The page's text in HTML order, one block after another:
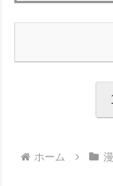
【しばらく固定記事
★【ワートリ】今
験㊳」【コメント
★【ワートリ】風間
ホーム